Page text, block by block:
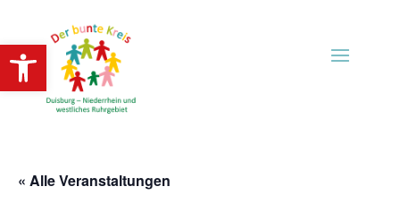
« Alle Veranstaltungen
Open toolbar